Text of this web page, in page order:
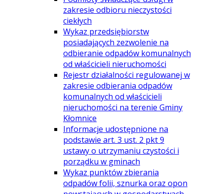
zakresie odbioru nieczystości
ciekłych
Wykaz przedsiębiorstw
posiadających zezwolenie na
odbieranie odpadów komunalnych
od właścicieli nieruchomości
Rejestr działalności regulowanej w
zakresie odbierania odpadów
komunalnych od właścicieli
nieruchomości na terenie Gminy
Kłomnice
Informacje udostępnione na
podstawie art. 3 ust. 2 pkt 9
ustawy o utrzymaniu czystości i
porządku w gminach
Wykaz punktów zbierania
odpadów folii, sznurka oraz opon